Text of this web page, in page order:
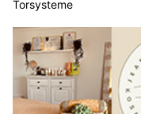
Torsysteme